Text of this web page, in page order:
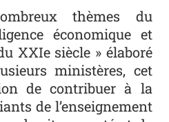
thèmes du
économique et
XXIe siècle » élaboré
ministères, cet
de contribuer à la
de l’enseignement